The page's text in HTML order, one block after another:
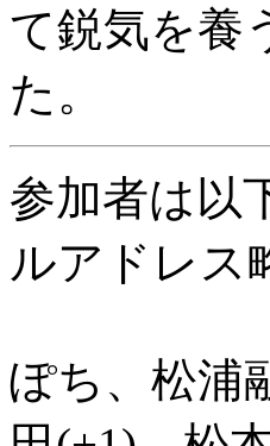
て鋭気を養
た。
参加者は以
ルアドレス
ぽち、松浦